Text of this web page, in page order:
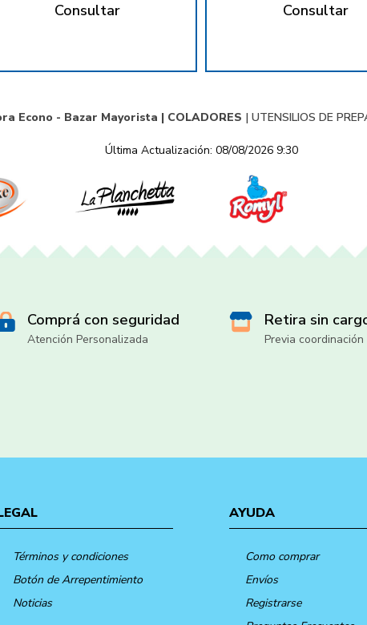
Consultar Consultar
Econo - Bazar Mayorista | COLADORES | UTENSILIOS DE
Última Actualización: 08/08/2026 9:30
Comprá con seguridad
Atención Personalizada
Retira sin
Previa coordinación
Términos y condiciones
Botón de Arrepentimiento
Noticias
AYUDA
Como comprar
Envíos
Registrarse